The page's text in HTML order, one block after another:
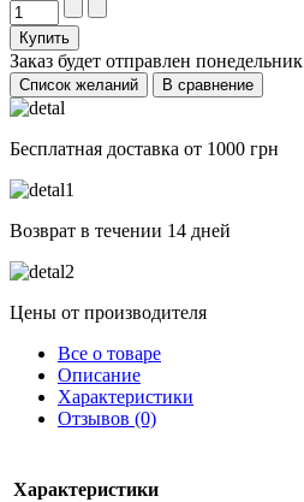
Купить
Заказ будет отправлен понедельник
Список желаний В сравнение
Бесплатная доставка от 1000 грн
Возврат в течении 14 дней
Цены от производителя
Все о товаре
Описание
Характеристики
Отзывов (0)
Характеристики